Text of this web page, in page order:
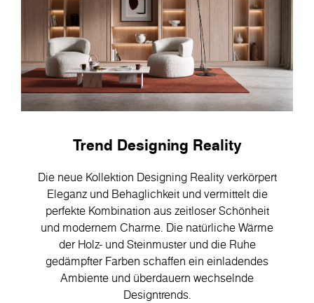
Trend Designing Reality
Die neue Kollektion Designing Reality verkörpert
Eleganz und Behaglichkeit und vermittelt die
perfekte Kombination aus zeitloser Schönheit
und modernem Charme. Die natürliche Wärme
der Holz- und Steinmuster und die Ruhe
gedämpfter Farben schaffen ein einladendes
Ambiente und überdauern wechselnde
Designtrends.